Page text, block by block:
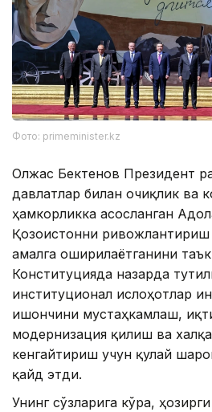
Фото: primeminister.kz
Олжас Бектенов Президент
давлатлар билан очиқлик ва
ҳамкорликка асосланган
Қозоғистонни
амалга оширилаётганини
Конституцияда назарда
институционал ислоҳотлар
ишончини мустаҳкамлаш,
модернизация қилиш ва
кенгайтириш учун қулай
қайд этди.
Унинг сўзларига кўра,